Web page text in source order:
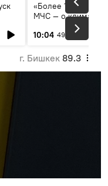
«Более 1200 сёл в
МЧС — о климате,
системе
населения
10:04 49 мин
г. Бишкек 89.3